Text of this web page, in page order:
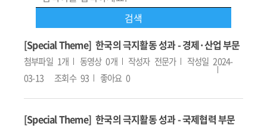
[Special Theme] 한국의 극지활동 성과 - 경제·산업 부문
첨부파일 1개 동영상 0개 작성자 전문가 작성일 2024-
03-13
조회수 93 좋아요 0
[Special Theme] 한국의 극지활동 성과 - 국제협력 부문